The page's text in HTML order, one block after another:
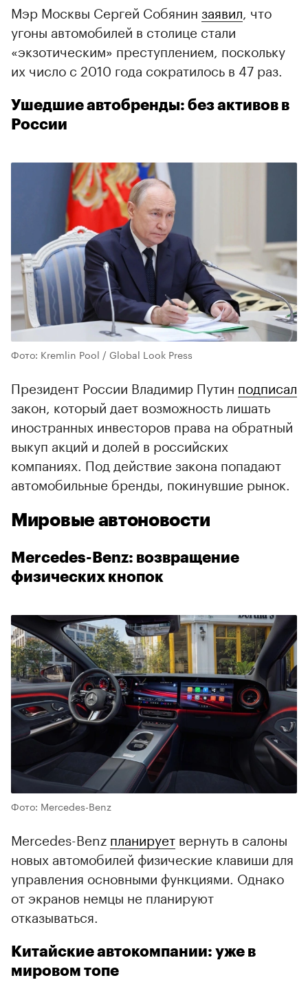
Мэр Москвы Сергей Собянин заявил, что
угоны автомобилей в столице стали
«экзотическим» преступлением, поскольку
их число с 2010 года сократилось в 47 раз.
Ушедшие автобренды: без активов в
России
Фото: Kremlin Pool / Global Look Press
Президент России Владимир Путин подписал
закон, который дает возможность лишать
иностранных инвесторов права на обратный
выкуп акций и долей в российских
компаниях. Под действие закона попадают
автомобильные бренды, покинувшие рынок.
Мировые автоновости
Mercedes-Benz: возвращение
физических кнопок
Фото: Mercedes-Benz
Mercedes-Benz планирует вернуть в салоны
новых автомобилей физические клавиши для
управления основными функциями. Однако
от экранов немцы не планируют
отказываться.
Китайские автокомпании: уже в
мировом топе